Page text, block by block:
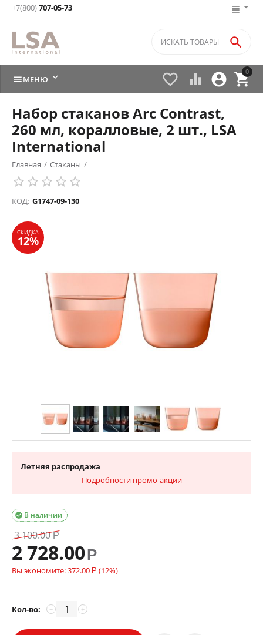
+7(800)707-05-73
0


 

МЕНЮ 
Набор стаканов Arc Contrast,
260 мл, коралловые, 2 шт., LSA
International
Главная / Стаканы /
КОД: G1747-09-130
СКИДКА
Летняя распродажа
Подробности промо-акции
В наличии

3 100.00 Р
2 728.00Р
Вы экономите:372.00 Р (12%)
Кол-во: +
−